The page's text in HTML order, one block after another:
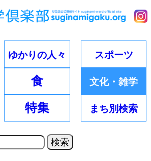
ゆかりの人々 スポーツ
食 文化・雑学
特集 まち別検索